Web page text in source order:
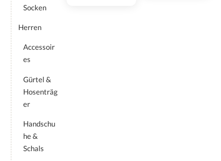
Socken
Herren
Accessoir
es
Gürtel &
Hosenträg
er
Handschu
he &
Schals